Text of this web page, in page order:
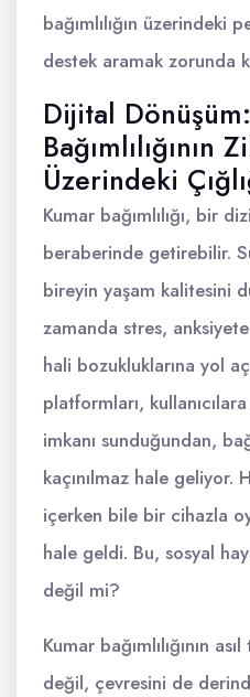
bağımlılığın üzerindeki
destek aramak zorunda
Dijital
Bağımlılığının
Üzerindeki
Kumar bağımlılığı, bir
beraberinde getirebilir.
bireyin yaşam kalitesini
zamanda stres,
hali bozukluklarına yol
platformları,
imkanı sunduğundan,
kaçınılmaz hale geliyor.
içerken bile bir cihazla
hale geldi. Bu, sosyal
değil mi?
Kumar bağımlılığının
değil, çevresini de